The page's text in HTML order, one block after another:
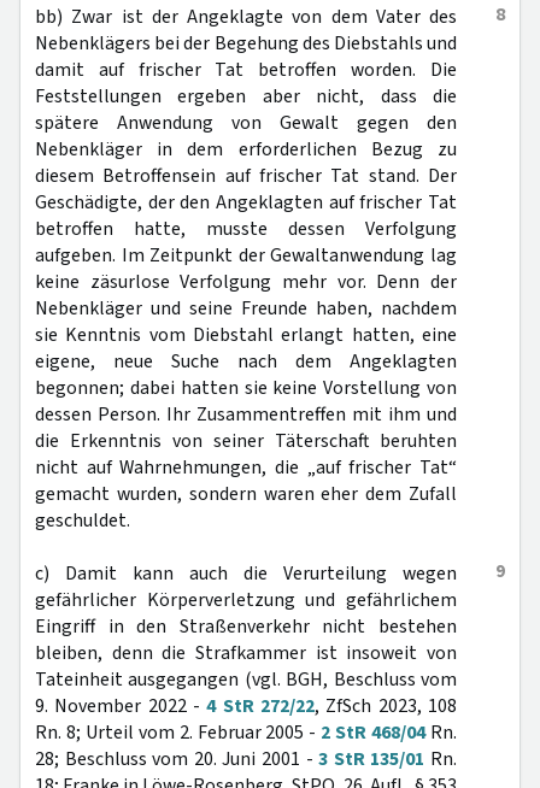
8
bb) Zwar ist der Angeklagte von dem Vater des
Nebenklägers bei der Begehung des Diebstahls und
damit auf frischer Tat betroffen worden. Die
Feststellungen ergeben aber nicht, dass die
spätere Anwendung von Gewalt gegen den
Nebenkläger in dem erforderlichen Bezug zu
diesem Betroffensein auf frischer Tat stand. Der
Geschädigte, der den Angeklagten auf frischer Tat
betroffen hatte, musste dessen Verfolgung
aufgeben. Im Zeitpunkt der Gewaltanwendung lag
keine zäsurlose Verfolgung mehr vor. Denn der
Nebenkläger und seine Freunde haben, nachdem
sie Kenntnis vom Diebstahl erlangt hatten, eine
eigene, neue Suche nach dem Angeklagten
begonnen; dabei hatten sie keine Vorstellung von
dessen Person. Ihr Zusammentreffen mit ihm und
die Erkenntnis von seiner Täterschaft beruhten
nicht auf Wahrnehmungen, die „auf frischer Tat“
gemacht wurden, sondern waren eher dem Zufall
geschuldet.
9
c) Damit kann auch die Verurteilung wegen
gefährlicher Körperverletzung und gefährlichem
Eingriff in den Straßenverkehr nicht bestehen
bleiben, denn die Strafkammer ist insoweit von
Tateinheit ausgegangen (vgl. BGH, Beschluss vom
9. November 2022 -4 StR 272/22, ZfSch 2023, 108
Rn. 8; Urteil vom 2. Februar 2005 - 2 StR 468/04Rn.
28; Beschluss vom 20. Juni 2001 -3 StR 135/01 Rn.